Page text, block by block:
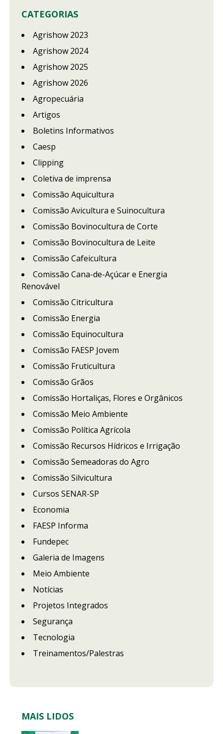
CATEGORIAS
Agrishow 2023
Agrishow 2024
Agrishow 2025
Agrishow 2026
Agropecuária
Artigos
Boletins Informativos
Caesp
Clipping
Coletiva de imprensa
Comissão Aquicultura
Comissão Avicultura e Suinocultura
Comissão Bovinocultura de Corte
Comissão Bovinocultura de Leite
Comissão Cafeicultura
Comissão Cana-de-Açúcar e Energia
Renovável
Comissão Citricultura
Comissão Energia
Comissão Equinocultura
Comissão FAESP Jovem
Comissão Fruticultura
Comissão Grãos
Comissão Hortaliças, Flores e Orgânicos
Comissão Meio Ambiente
Comissão Política Agrícola
Comissão Recursos Hídricos e Irrigação
Comissão Semeadoras do Agro
Comissão Silvicultura
Cursos SENAR-SP
Economia
FAESP Informa
Fundepec
Galeria de Imagens
Meio Ambiente
Notícias
Projetos Integrados
Segurança
Tecnologia
Treinamentos/Palestras
MAIS LIDOS